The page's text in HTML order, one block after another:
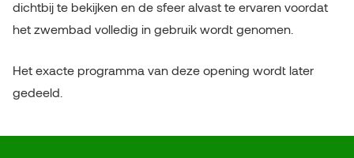
dichtbij te bekijken en de sfeer alvast te ervaren voordat
het zwembad volledig in gebruik wordt genomen.
Het exacte programma van deze opening wordt later
gedeeld.